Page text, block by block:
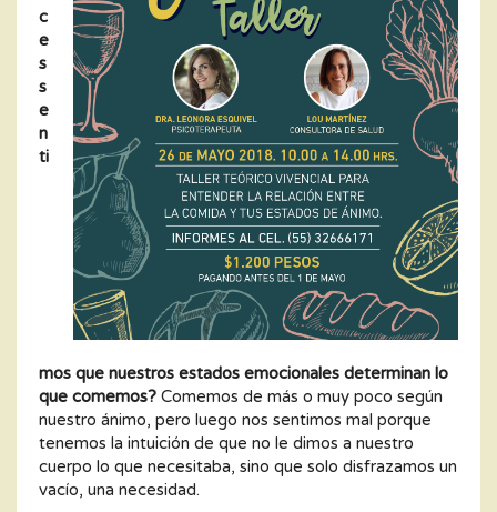
c
e
s
s
e
n
ti
mos que nuestros estados emocionales determinan lo
que comemos? Comemos de más o muy poco según
nuestro ánimo, pero luego nos sentimos mal porque
tenemos la intuición de que no le dimos a nuestro
cuerpo lo que necesitaba, sino que solo disfrazamos un
vacío, una necesidad.